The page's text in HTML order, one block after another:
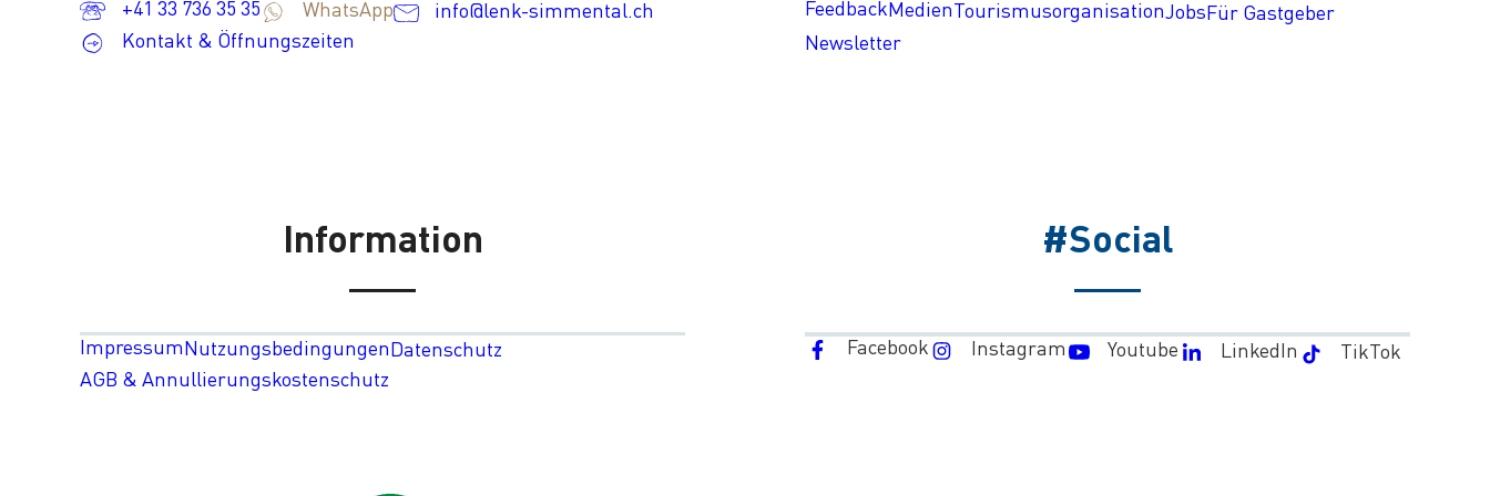
+41 33 736 35 35 WhatsApp
info@lenk-simmental.ch
Kontakt & Öffnungszeiten
FeedbackMedienTourismusorganisationJobsFür Gastgeber
Newsletter
Information
ImpressumNutzungsbedingungenDatenschutz
AGB & Annullierungskostenschutz
#Social
Facebook Instagram Youtube LinkedIn TikTok